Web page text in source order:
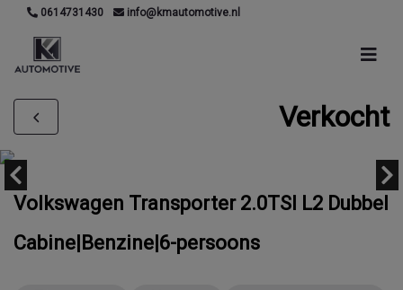
0614731430 info@kmautomotive.nl
Verkocht
Volkswagen Transporter 2.0TSI L2 Dubbel
Cabine|Benzine|6-persoons